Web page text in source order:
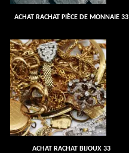
ACHAT RACHAT PIÈCE DE MONNAIE 33
ACHAT RACHAT BIJOUX 33